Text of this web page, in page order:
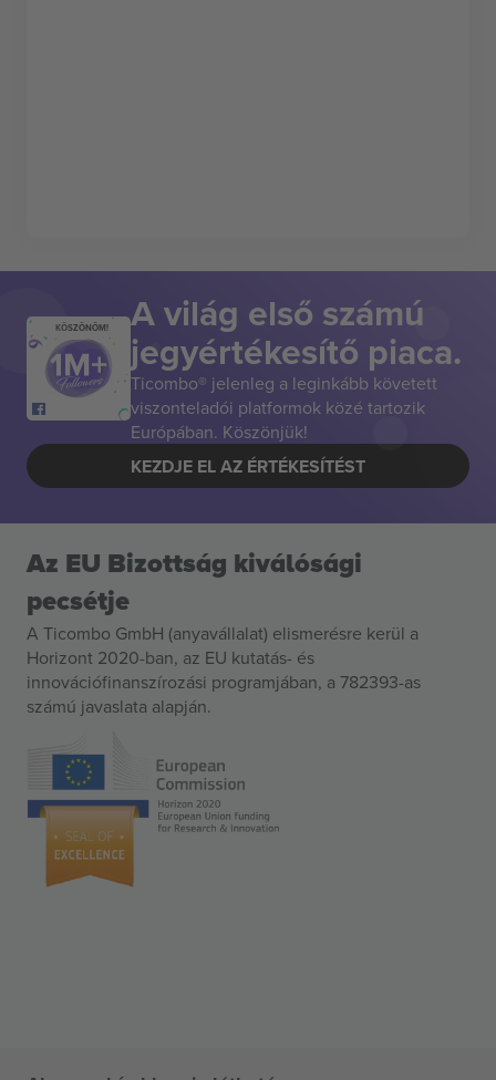
KÖSZÖNÖM! A világ első számú
jegyértékesítő piaca.
Ticombo® jelenleg a leginkább követett
viszonteladói platformok közé tartozik
Európában. Köszönjük!
KEZDJE EL AZ ÉRTÉKESÍTÉST
Az EU Bizottság kiválósági
pecsétje
A Ticombo GmbH (anyavállalat) elismerésre kerül a
Horizont 2020-ban, az EU kutatás- és
innovációfinanszírozási programjában, a 782393-as
számú javaslata alapján.